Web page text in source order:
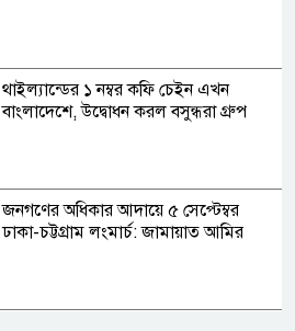
থাইল্যান্ডের ১ নম্বর কফি চেইন এখন
বাংলাদেশে, উদ্বোধন করল বসুন্ধরা গ্রুপ
জনগণের অধিকার আদায়ে ৫ সেপ্টেম্বর
ঢাকা-চট্টগ্রাম লংমার্চ: জামায়াত আমির